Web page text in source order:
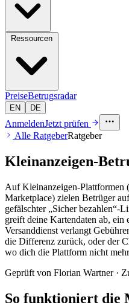
PreiseBetrugsradar
EN DE
AnmeldenJetzt prüfen
Alle RatgeberRatgeber
Kleinanzeigen-
Auf Kleinanzeigen-Plattformen
Marketplace) zielen Betrüger
gefälschter „Sicher bezahlen“-
greift deine Kartendaten ab,
Versanddienst verlangt
die Differenz zurück, oder der
wo dich die Plattform nicht
Geprüft von Florian Wartner ·
So funktioniert die